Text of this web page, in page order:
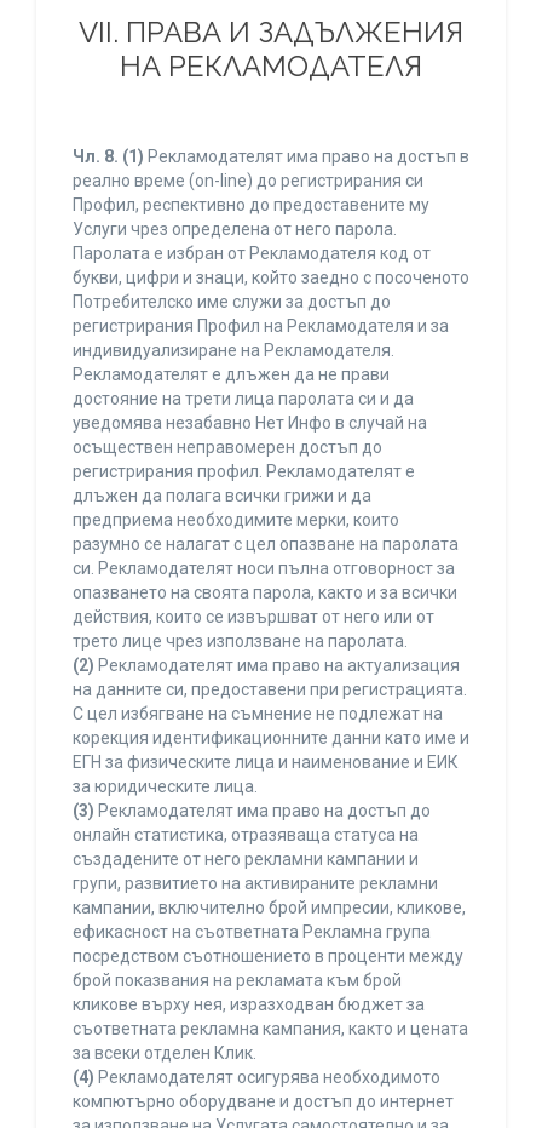
VII. ПРАВА И ЗАДЪЛЖЕНИЯ
НА РЕКЛАМОДАТЕЛЯ
Чл. 8. (1) Рекламодателят има право на достъп в
реално време (on-line) до регистрирания си
Профил, респективно до предоставените му
Услуги чрез определена от него парола.
Паролата е избран от Рекламодателя код от
букви, цифри и знаци, който заедно с посоченото
Потребителско име служи за достъп до
регистрирания Профил на Рекламодателя и за
индивидуализиране на Рекламодателя.
Рекламодателят е длъжен да не прави
достояние на трети лица паролата си и да
уведомява незабавно Нет Инфо в случай на
осъществен неправомерен достъп до
регистрирания профил. Рекламодателят е
длъжен да полага всички грижи и да
предприема необходимите мерки, които
разумно се налагат с цел опазване на паролата
си. Рекламодателят носи пълна отговорност за
опазването на своята парола, както и за всички
действия, които се извършват от него или от
трето лице чрез използване на паролата.
(2) Рекламодателят има право на актуализация
на данните си, предоставени при регистрацията.
С цел избягване на съмнение не подлежат на
корекция идентификационните данни като име и
ЕГН за физическите лица и наименование и ЕИК
за юридическите лица.
(3) Рекламодателят има право на достъп до
онлайн статистика, отразяваща статуса на
създадените от него рекламни кампании и
групи, развитието на активираните рекламни
кампании, включително брой импресии, кликове,
ефикасност на съответната Рекламна група
посредством съотношението в проценти между
брой показвания на рекламата към брой
кликове върху нея, изразходван бюджет за
съответната рекламна кампания, както и цената
за всеки отделен Клик.
(4) Рекламодателят осигурява необходимото
компютърно оборудване и достъп до интернет